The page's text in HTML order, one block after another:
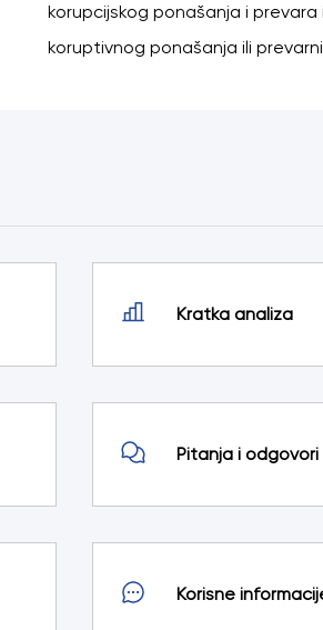
korupcijskog ponašanja i
koruptivnog ponašanja ili
Kratka analiza
Pitanja i odgovori
Korisne